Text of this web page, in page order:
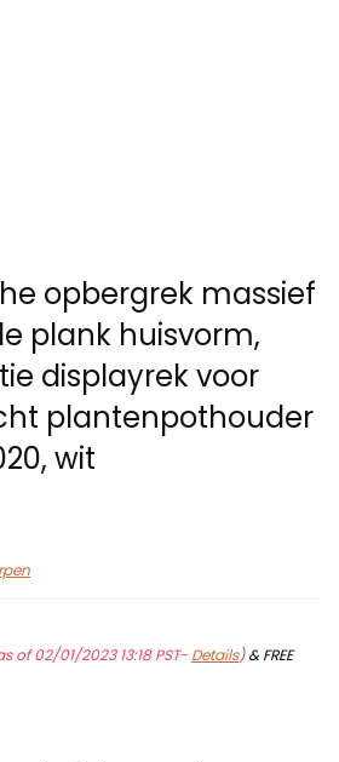
opbergrek massief
plank huisvorm,
displayrek voor
plantenpothouder
wit
of 02/01/2023 13:18 PST- Details)&FREE